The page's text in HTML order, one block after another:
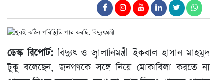
ডেস্ক রিপোর্ট: বিদ্যুৎ ও জ্বালানিমন্ত্রী ইকবাল হাসান মাহমুদ
টুকু বলেছেন, জনগণকে সঙ্গে নিয়ে মোকাবিলা করতে না